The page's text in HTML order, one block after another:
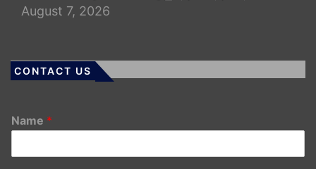
August 7, 2026
CONTACT US
Name *